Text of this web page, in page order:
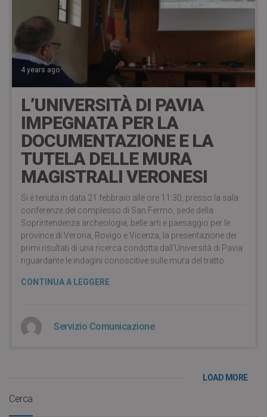
4 years ago
L’UNIVERSITÀ DI PAVIA
IMPEGNATA PER LA
DOCUMENTAZIONE E LA
TUTELA DELLE MURA
MAGISTRALI VERONESI
Si è tenuta in data 21 febbraio alle ore 11:30, presso la sala
conferenze del complesso di San Fermo, sede della
Soprintendenza archeologia, belle arti e paesaggio per le
province di Verona, Rovigo e Vicenza, la presentazione dei
primi risultati di una ricerca condotta dall’Università di Pavia
riguardante le indagini conoscitive sulle mura del tratto
CONTINUA A LEGGERE
Servizio Comunicazione
LOAD MORE
Cerca